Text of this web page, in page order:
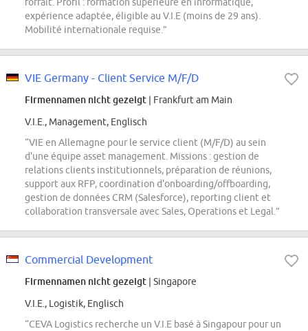
expérience adaptée, éligible au V.I.E (moins de 29 ans).
Mobilité internationale requise.”
VIE Germany - Client Service M/F/D
Firmennamen nicht gezeigt | Frankfurt am Main
V.I.E., Management, Englisch
“VIE en Allemagne pour le service client (M/F/D) au sein
d'une équipe asset management. Missions : gestion de
relations clients institutionnels, préparation de réunions,
support aux RFP, coordination d'onboarding/offboarding,
gestion de données CRM (Salesforce), reporting client et
collaboration transversale avec Sales, Operations et Legal.”
Commercial Development
Firmennamen nicht gezeigt | Singapore
V.I.E., Logistik, Englisch
“CEVA Logistics recherche un V.I.E basé à Singapour pour un